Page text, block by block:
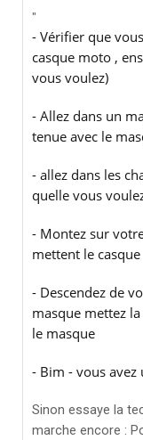
"
- Vérifier que
casque moto ,
vous voulez)
- Allez dans un
tenue avec le
- allez dans les
quelle vous
- Montez sur
mettent le casque
- Descendez de
masque mettez
le masque
- Bim - vous avez
Sinon essaye la
marche encore :